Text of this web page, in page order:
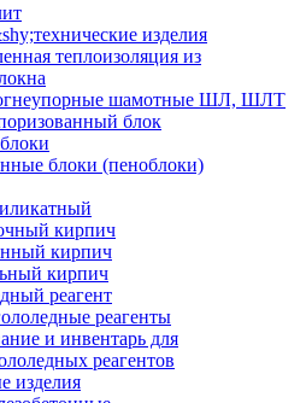
изделия
теплоизоляция из
шамотные ШЛ, ШЛТ
блок
блоки (пеноблоки)
кирпич
кирпич
кирпич
реагент
реагенты
и инвентарь для
реагентов
изделия